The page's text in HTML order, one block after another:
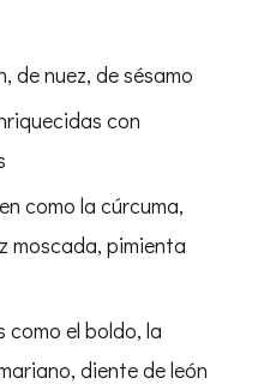
de nuez, de sésamo
con
como la cúrcuma,
moscada, pimienta
el boldo, la
diente de león